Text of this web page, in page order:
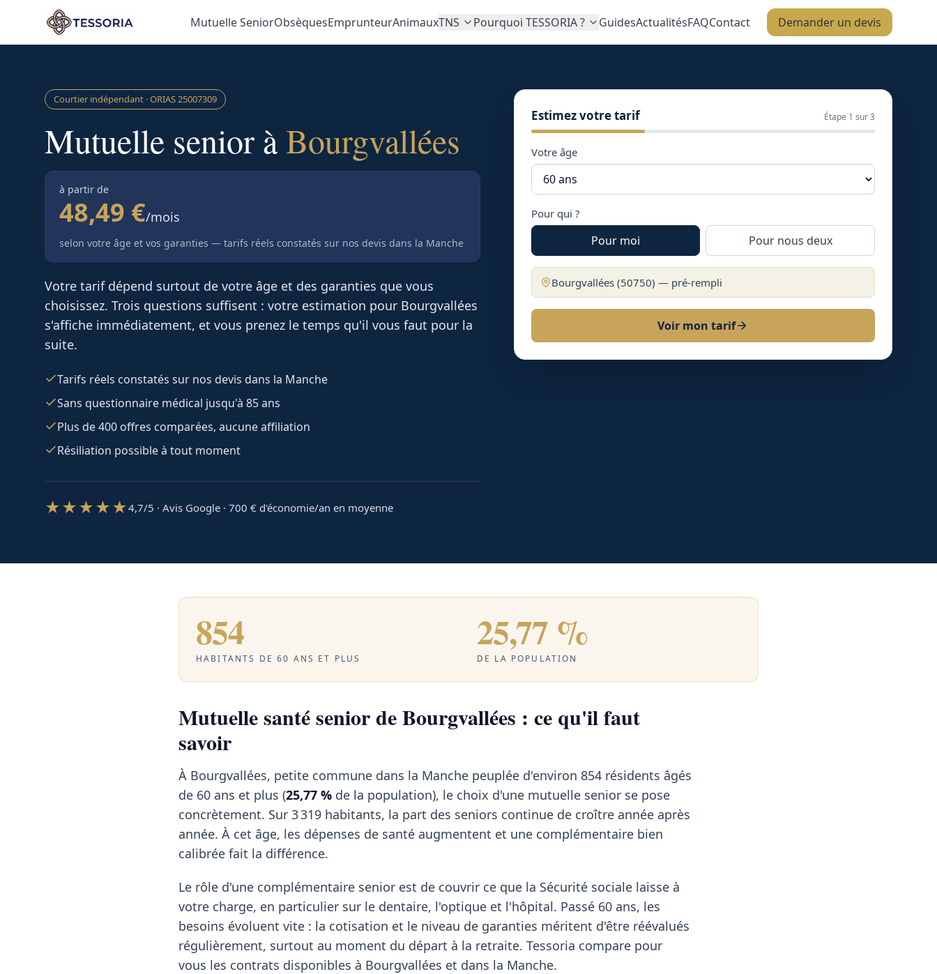
Aller au contenu principal
Mutuelle SeniorObsèquesEmprunteurAnimauxTNS Pourquoi TESSORIA ? GuidesActualitésFAQContact Demander un devis
Courtier indépendant · ORIAS25007309
Mutuelle senior àBourgvallées
à partir de
48,49 €/mois
selon votre âge et vos garanties — tarifs réels constatés sur nos devis dans la Manche
Votre tarif dépend surtout de votre âge et des garanties que vous
choisissez. Trois questions suffisent : votre estimation pour Bourgvallées
s'affiche immédiatement, et vous prenez le temps qu'il vous faut pour la
suite.
Tarifs réels constatés sur nos devis dans la Manche
Sans questionnaire médical jusqu'à 85 ans
Plus de 400 offres comparées, aucune affiliation
Résiliation possible à tout moment
★★★★★4,7/5 · Avis Google · 700 € d'économie/an en moyenne
Estimez votre tarif Étape 1 sur 3
Votre âge
Pour qui ?
Pour moi Pour nous deux
Bourgvallées(50750) — pré-rempli
Voir mon tarif
854
HABITANTS DE 60 ANS ET PLUS
25,77 %
DE LA POPULATION
Mutuelle santé senior de Bourgvallées : ce qu'il faut
savoir
À Bourgvallées, petite commune dans la Manche peuplée d'environ 854 résidents âgés
de 60 ans et plus (25,77 % de la population), le choix d'une mutuelle senior se pose
concrètement. Sur 3 319 habitants, la part des seniors continue de croître année après
année. À cet âge, les dépenses de santé augmentent et une complémentaire bien
calibrée fait la différence.
Le rôle d'une complémentaire senior est de couvrir ce que la Sécurité sociale laisse à
votre charge, en particulier sur le dentaire, l'optique et l'hôpital. Passé 60 ans, les
besoins évoluent vite : la cotisation et le niveau de garanties méritent d'être réévalués
régulièrement, surtout au moment du départ à la retraite. Tessoria compare pour
vous les contrats disponibles à Bourgvallées et dans la Manche.